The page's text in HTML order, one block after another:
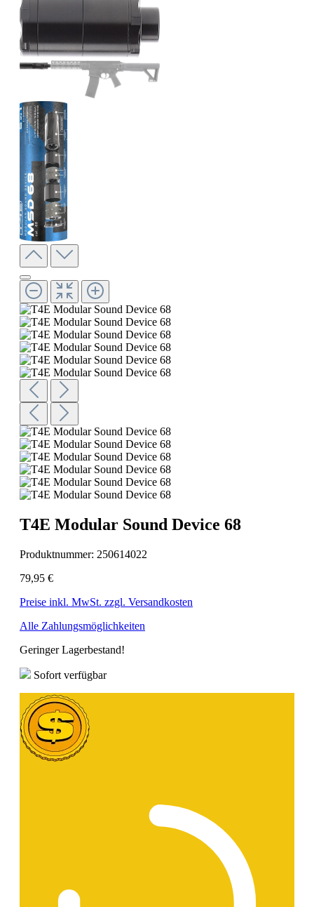
T4E Modular Sound Device 68
Produktnummer: 250614022
79,95 €
Preise inkl. MwSt. zzgl. Versandkosten
Alle Zahlungsmöglichkeiten
Geringer Lagerbestand!
Sofort verfügbar